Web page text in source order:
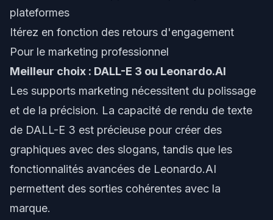
plateformes
Itérez en fonction des retours d'engagement
Pour le marketing professionnel
Meilleur choix : DALL-E 3 ou Leonardo.AI
Les supports marketing nécessitent du polissage
et de la précision. La capacité de rendu de texte
de DALL-E 3 est précieuse pour créer des
graphiques avec des slogans, tandis que les
fonctionnalités avancées de Leonardo.AI
permettent des sorties cohérentes avec la
marque.